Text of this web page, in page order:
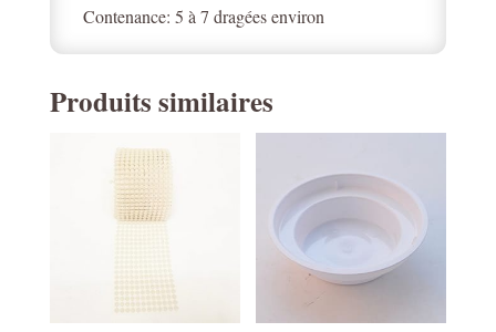
Contenance: 5 à 7 dragées environ
Produits similaires